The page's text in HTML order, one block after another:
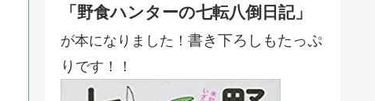
「野食ハンターの七転八倒日記」
が本になりました！ 書き下ろしもたっぷ
り です！！